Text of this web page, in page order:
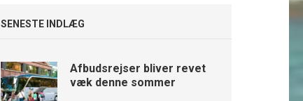
SENESTE INDLÆG
Afbudsrejser bliver revet
væk denne sommer